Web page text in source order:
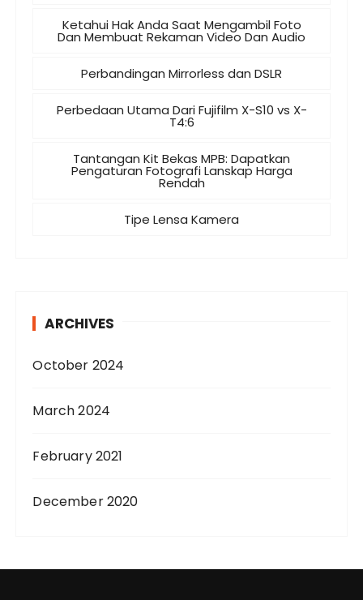
Ketahui Hak Anda Saat Mengambil Foto
Dan Membuat Rekaman Video Dan Audio
Perbandingan Mirrorless dan DSLR
Perbedaan Utama Dari Fujifilm X-S10 vs X-
T4:6
Tantangan Kit Bekas MPB: Dapatkan
Pengaturan Fotografi Lanskap Harga
Rendah
Tipe Lensa Kamera
ARCHIVES
October 2024
March 2024
February 2021
December 2020